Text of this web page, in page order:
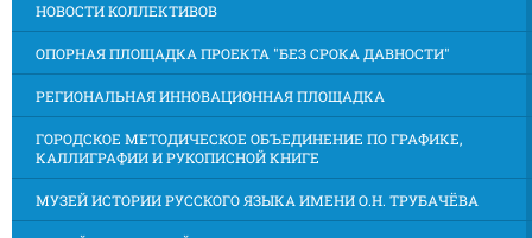
НОВОСТИ КОЛЛЕКТИВОВ
ОПОРНАЯ ПЛОЩАДКА ПРОЕКТА "БЕЗ СРОКА ДАВНОСТИ"
РЕГИОНАЛЬНАЯ ИННОВАЦИОННАЯ ПЛОЩАДКА
ГОРОДСКОЕ МЕТОДИЧЕСКОЕ ОБЪЕДИНЕНИЕ ПО ГРАФИКЕ,
КАЛЛИГРАФИИ И РУКОПИСНОЙ КНИГЕ
МУЗЕЙ ИСТОРИИ РУССКОГО ЯЗЫКА ИМЕНИ О.Н. ТРУБАЧЁВА